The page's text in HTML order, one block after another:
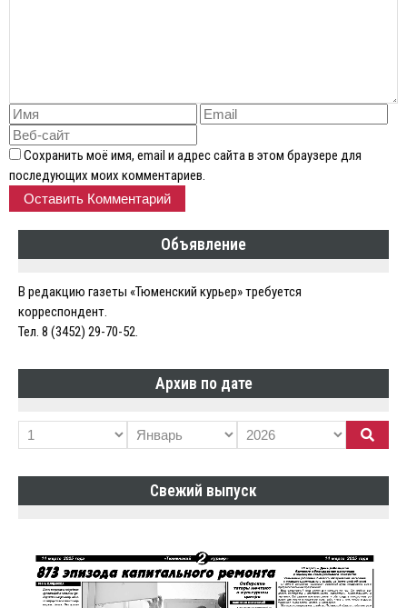
Сохранить моё имя, email и адрес сайта в этом браузере для
последующих моих комментариев.
Объявление
В редакцию газеты «Тюменский курьер» требуется
корреспондент.
Тел. 8 (3452) 29-70-52.
Архив по дате
Свежий выпуск